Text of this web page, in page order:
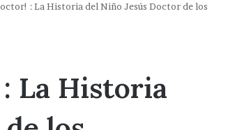
: La Historia del Niño Jesús Doctor de los
La Historia